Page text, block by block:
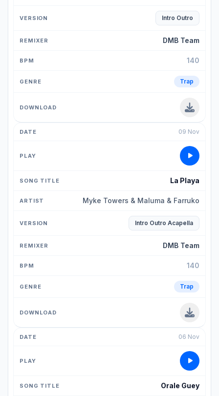
Intro Outro
DMB Team
140
Trap
09 Nov
La Playa
Myke Towers & Maluma & Farruko
Intro Outro Acapella
DMB Team
140
Trap
06 Nov
Orale Guey